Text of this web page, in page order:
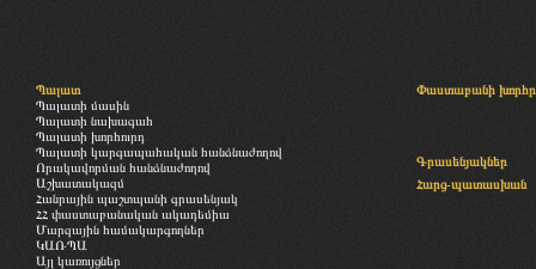
Պալատ
Պալատի մասին
Պալատի նախագահ
Պալատի խորհուրդ
Պալատի կարգապահական հանձնաժողով
Որակավորման հանձնաժողով
Աշխատակազմ
Հանրային պաշտպանի գրասենյակ
ՀՀ փաստաբանական ակադեմիա
Մարզային համակարգողներ
ԿԱՌՊԱ
Այլ կառույցներ
Փաստաբանի
Գրասենյակներ
Հարց-պատասխան